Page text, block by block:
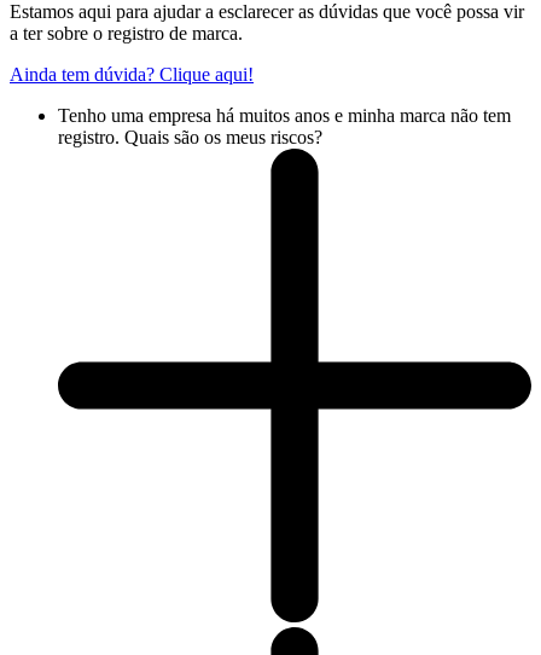
Estamos aqui para ajudar a esclarecer as dúvidas que você possa vir
a ter sobre o registro de marca.
Ainda tem dúvida? Clique aqui!
Tenho uma empresa há muitos anos e minha marca não tem
registro. Quais são os meus riscos?